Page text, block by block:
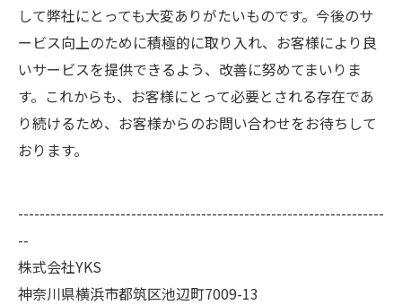
して弊社にとっても大変ありがたいものです。今後のサ
ービス向上のために積極的に取り入れ、お客様により良
いサービスを提供できるよう、改善に努めてまいりま
す。これからも、お客様にとって必要とされる存在であ
り続けるため、お客様からのお問い合わせをお待ちして
おります。
--------------------------------------------------------------------
--
株式会社YKS
神奈川県横浜市都筑区池辺町7009-13